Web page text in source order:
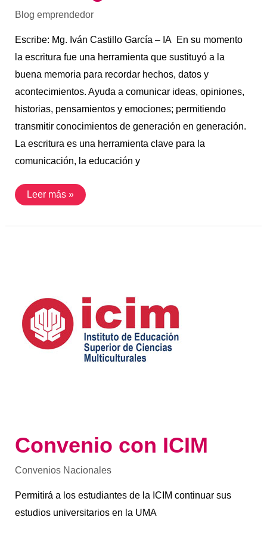
Blog emprendedor
Escribe: Mg. Iván Castillo García – IA En su momento
la escritura fue una herramienta que sustituyó a la
buena memoria para recordar hechos, datos y
acontecimientos. Ayuda a comunicar ideas, opiniones,
historias, pensamientos y emociones; permitiendo
transmitir conocimientos de generación en generación.
La escritura es una herramienta clave para la
comunicación, la educación y
Leer más »
Convenio con ICIM
Convenios Nacionales
Permitirá a los estudiantes de la ICIM continuar sus
estudios universitarios en la UMA